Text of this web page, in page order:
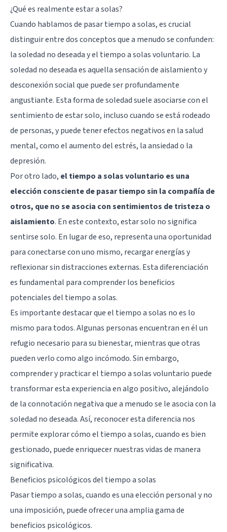
¿Qué es realmente estar a solas?
Cuando hablamos de pasar tiempo a solas, es crucial
distinguir entre dos conceptos que a menudo se confunden:
la soledad no deseada y el tiempo a solas voluntario. La
soledad no deseada es aquella sensación de aislamiento y
desconexión social que puede ser profundamente
angustiante. Esta forma de soledad suele asociarse con el
sentimiento de estar solo, incluso cuando se está rodeado
de personas, y puede tener efectos negativos en la salud
mental, como el aumento del estrés, la ansiedad o la
depresión.
Por otro lado, el tiempo a solas voluntario es una
elección consciente de pasar tiempo sin la compañía de
otros, que no se asocia con sentimientos de tristeza o
aislamiento. En este contexto, estar solo no significa
sentirse solo. En lugar de eso, representa una oportunidad
para conectarse con uno mismo, recargar energías y
reflexionar sin distracciones externas. Esta diferenciación
es fundamental para comprender los beneficios
potenciales del tiempo a solas.
Es importante destacar que el tiempo a solas no es lo
mismo para todos. Algunas personas encuentran en él un
refugio necesario para su bienestar, mientras que otras
pueden verlo como algo incómodo. Sin embargo,
comprender y practicar el tiempo a solas voluntario puede
transformar esta experiencia en algo positivo, alejándolo
de la connotación negativa que a menudo se le asocia con la
soledad no deseada. Así, reconocer esta diferencia nos
permite explorar cómo el tiempo a solas, cuando es bien
gestionado, puede enriquecer nuestras vidas de manera
significativa.
Beneficios psicológicos del tiempo a solas
Pasar tiempo a solas, cuando es una elección personal y no
una imposición, puede ofrecer una amplia gama de
beneficios psicológicos.